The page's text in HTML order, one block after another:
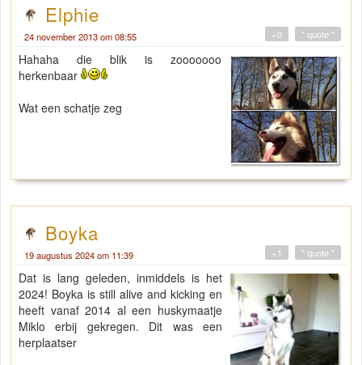
Elphie
24 november 2013 om 08:55 " quote "
+0
Hahaha die blik is zooooooo
herkenbaar
Wat een schatje zeg
Boyka
19 augustus 2024 om 11:39 " quote "
+1
Dat is lang geleden, inmiddels is het
2024! Boyka is still alive and kicking en
heeft vanaf 2014 al een huskymaatje
Miklo erbij gekregen. Dit was een
herplaatser